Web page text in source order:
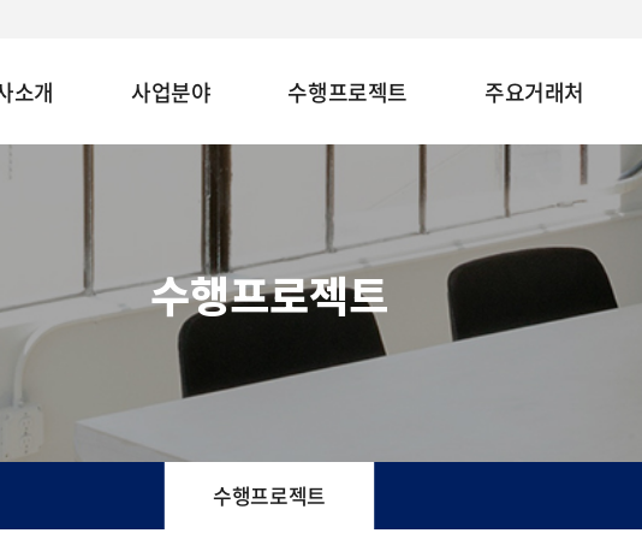
소개 사업분야 수행프로젝트 주요거래처
수행프로젝트
수행프로젝트